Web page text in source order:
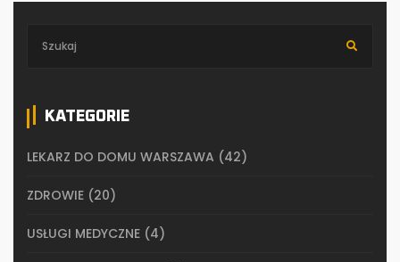
KATEGORIE
LEKARZ DO DOMU WARSZAWA (42)
ZDROWIE (20)
USŁUGI MEDYCZNE (4)